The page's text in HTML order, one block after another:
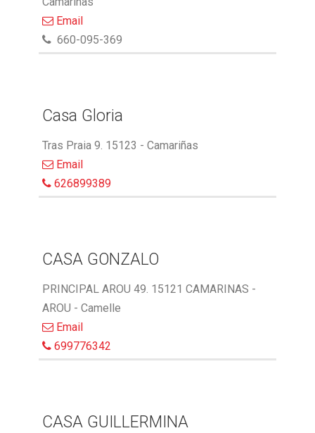
Email
660-095-369
Casa Gloria
Tras Praia 9. 15123 - Camariñas
Email
626899389
CASA GONZALO
PRINCIPAL AROU 49. 15121 CAMARINAS -
AROU - Camelle
Email
699776342
CASA GUILLERMINA